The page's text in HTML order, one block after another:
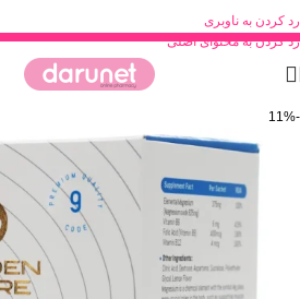
رد کردن به ناوبری
رد کردن به محتوای اصلی
-11%